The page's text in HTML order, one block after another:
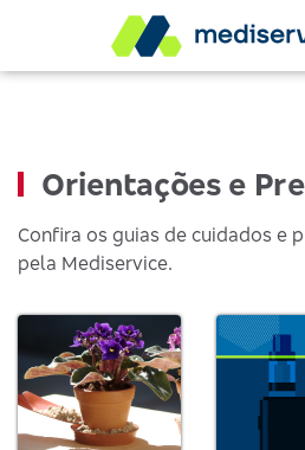
Orientações e
Confira os guias de cuidados e
pela Mediservice.